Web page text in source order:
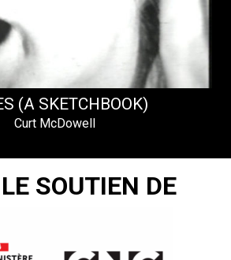
(A SKETCHBOOK)
Curt McDowell
SOUTIEN DE